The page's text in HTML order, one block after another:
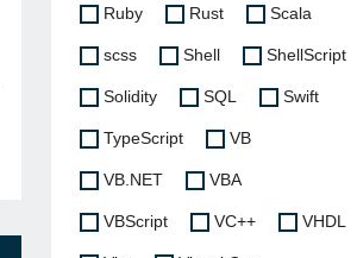
Ruby Rust Scala
scss Shell ShellScript
Solidity SQL Swift
TypeScript VB
VB.NET VBA
VBScript VC++ VHDL